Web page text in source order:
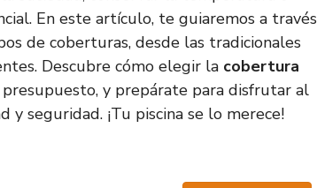
En este artículo, te guiaremos a través
de coberturas, desde las tradicionales
Descubre cómo elegir la cobertura
y prepárate para disfrutar al
seguridad. ¡Tu piscina se lo merece!